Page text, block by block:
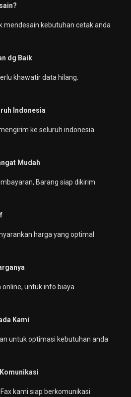
mendesain kebutuhan cetak anda
dg Baik
khawatir data hilang.
Indonesia
ke seluruh indonesia
Mudah
Barang siap dikirim
harga yang optimal
untuk info biaya.
Kami
untuk optimasi kebutuhan anda
kami siap berkomunikasi